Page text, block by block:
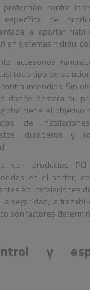
contra
de
a aportar
en sistemas
accesorios
todo tipo de
incendios. Sin
donde destaca su
tiene el objetivo
de
duraderos y
con productos
en el sector,
en instalaciones
seguridad, la
son factores
y